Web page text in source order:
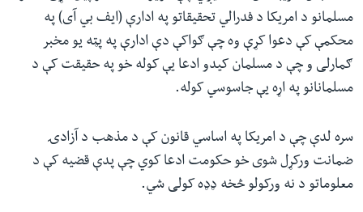
مسلمانو د امریکا د فدرالي تحقیقاتو په ادارې (ایف بي آی) په
محکمې کې دعوا کړې وه چې ګواکې دې ادارې په پټه یو مخبر
ګمارلی و چې د مسلمان کیدو ادعا یې کوله خو په حقیقت کې د
مسلمانانو په اړه یې جاسوسي کوله.
سره لدې چې د امریکا په اساسي قانون کې د مذهب د آزادۍ
ضمانت ورکړل شوی خو حکومت ادعا کوي چې پدې قضیه کې د
معلوماتو د نه ورکولو څخه ډډه کولی شي.